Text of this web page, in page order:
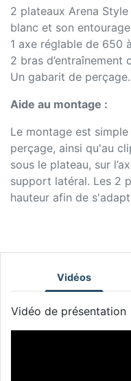
2 plateaux Arena
blanc et son
1 axe réglable de 650
2 bras d’entraînement
Un gabarit de perçage.
Aide au montage :
Le montage est
perçage, ainsi qu'au
sous le plateau, sur
support latéral. Les 2
hauteur afin de
Vidéos
Vidéo de présentation